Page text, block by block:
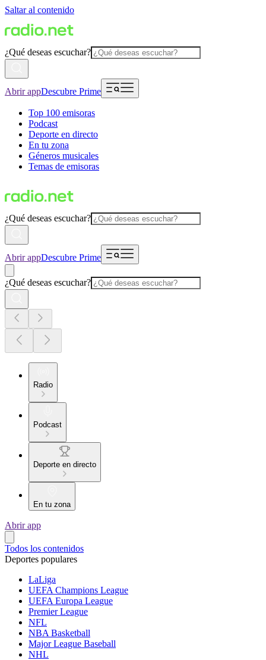
Saltar al contenido
¿Qué deseas escuchar?
Abrir appDescubre Prime
Top 100 emisoras
Podcast
Deporte en directo
En tu zona
Géneros musicales
Temas de emisoras
¿Qué deseas escuchar?
Abrir appDescubre Prime
¿Qué deseas escuchar?
Radio
Podcast
Deporte en directo
En tu zona
Abrir app
Todos los contenidos
Deportes populares
LaLiga
UEFA Champions League
UEFA Europa League
Premier League
NFL
NBA Basketball
Major League Baseball
NHL